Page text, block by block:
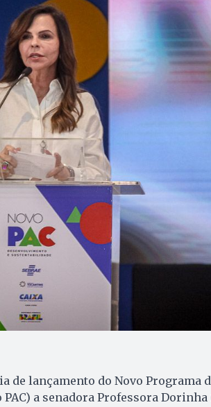
de lançamento do Novo Programa
a senadora Professora Dorinha